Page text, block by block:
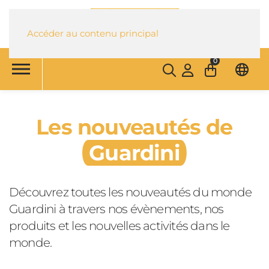
Accéder au contenu principal
0
Les nouveautés de
Guardini
Découvrez toutes les nouveautés du monde
Guardini à travers nos évènements, nos
produits et les nouvelles activités dans le
monde.